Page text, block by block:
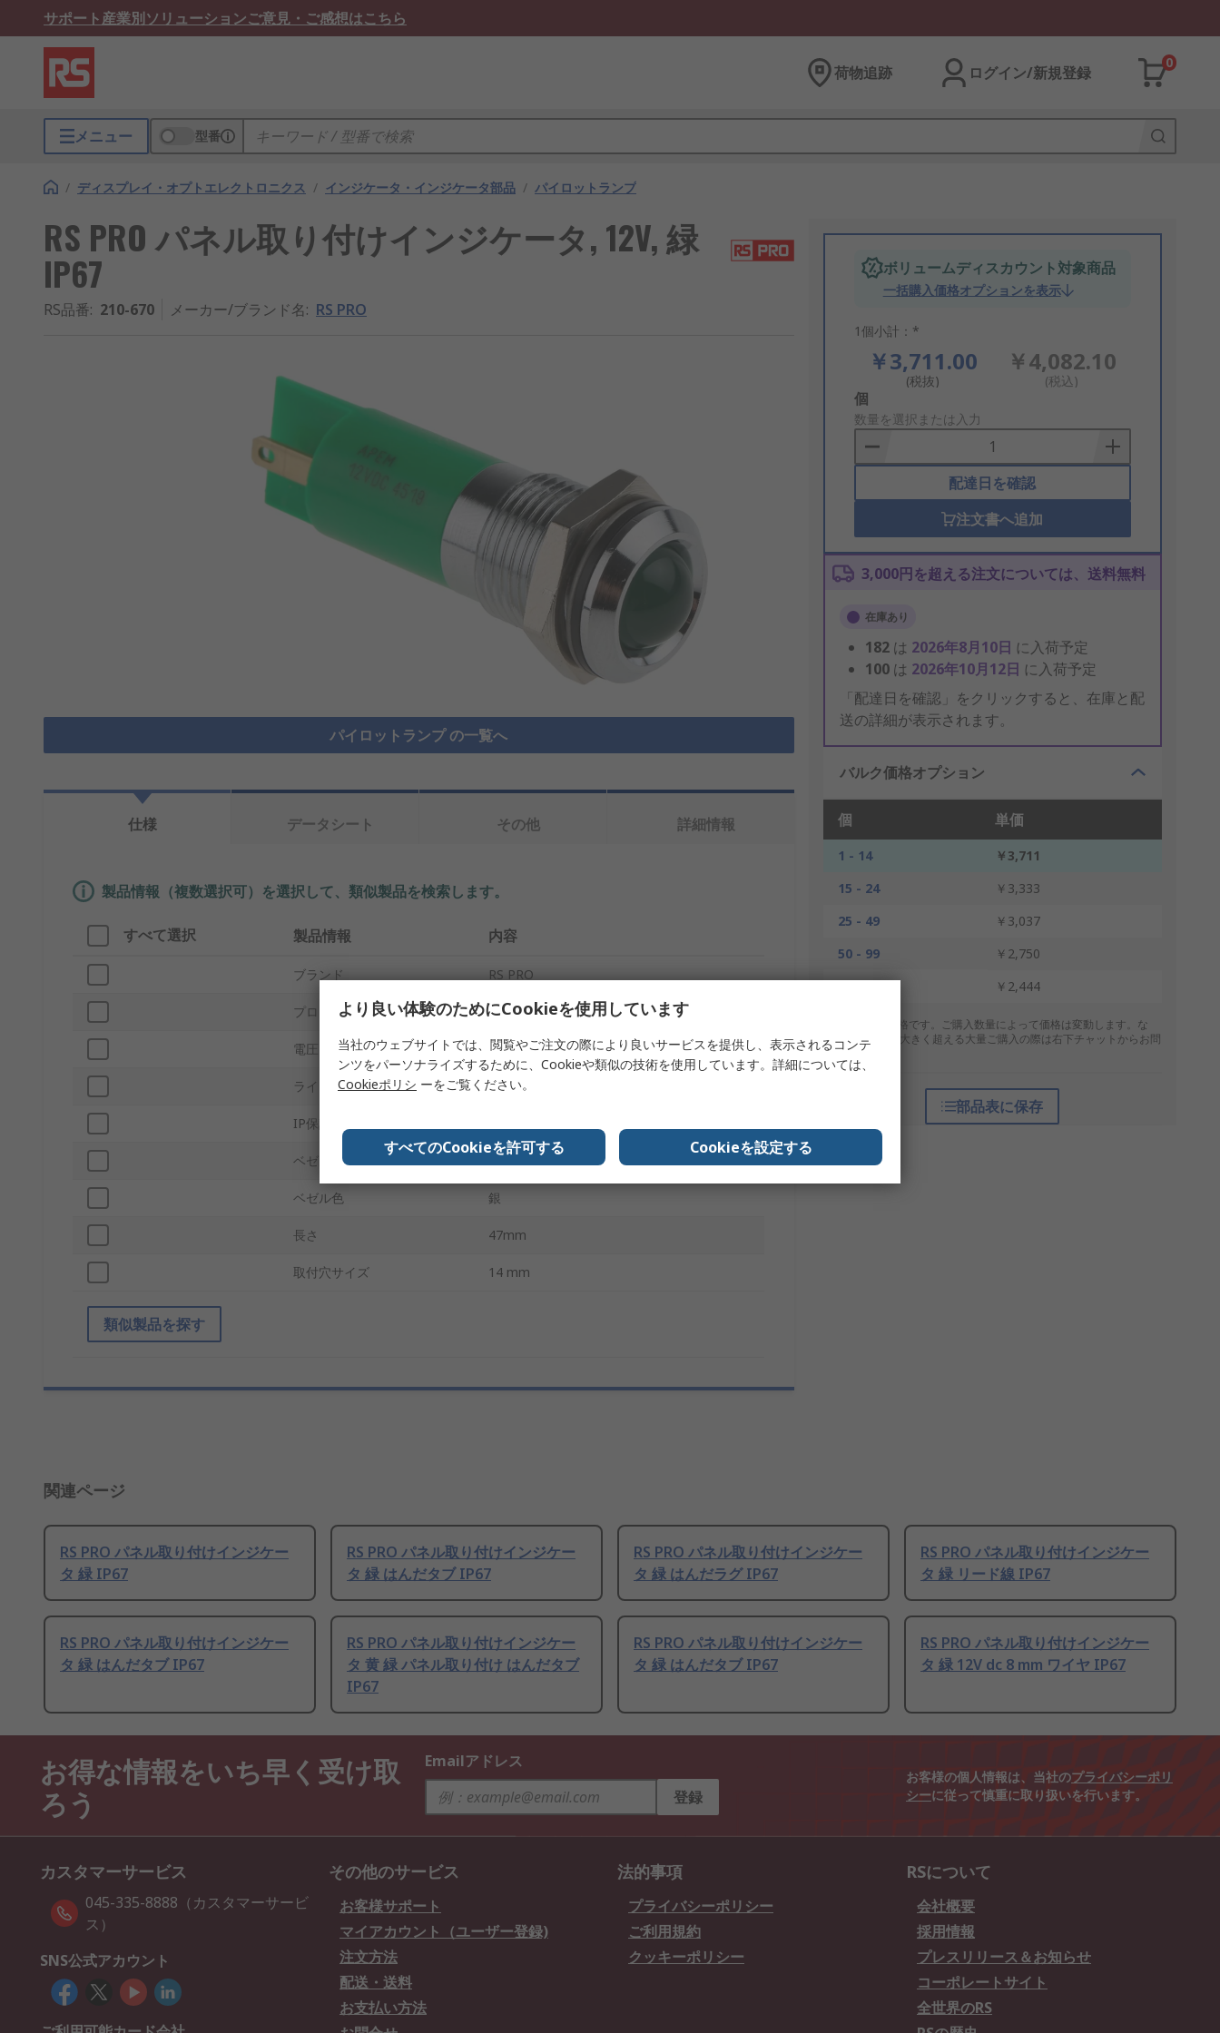
サポート産業別ソリューションご意見・ご感想はこちら
荷物追跡 ログイン/新規登録
0
メニュー 型番
/ ディスプレイ・オプトエレクトロニクス / インジケータ・インジケータ部品 / パイロットランプ
RS PRO パネル取り付けインジケータ, 12V, 緑
IP67
RS品番: 210-670 メーカー/ブランド名: RS PRO
パイロットランプ の一覧へ
ボリュームディスカウント対象商品
一括購入価格オプションを表示
1個小計：*
￥3,711.00
(税抜)
￥4,082.10
(税込)
Add
to
Basket
個
数量を選択または入力
配達日を確認
注文書へ追加
3,000円を超える注文については、送料無料
在庫あり
182 は 2026年8月10日 に入荷予定
100 は 2026年10月12日 に入荷予定
「配達日を確認」をクリックすると、在庫と配
送の詳細が表示されます。
バルク価格オプション
個 単価
1 - 14
￥3,711
15 - 24
￥3,333
25 - 49
￥3,037
50 - 99
￥2,750
100 +
￥2,444
* 表示は参考価格です。ご購入数量によって価格は変動します。な
お、上記数量を大きく超える大量ご購入の際は右下チャットからお問
合せください。
部品表に保存
仕様 データシート その他 詳細情報
製品情報（複数選択可）を選択して、類似製品を検索します。
すべて選択 製品情報 内容
ブランド RS PRO
プロダクトタイプ パネル取り付けインジケータ
電圧 12V
ライト出力色 緑
IP保護等級
ベゼルスタイル 突起
ベゼル色 銀
長さ 47mm
取付穴サイズ 14 mm
類似製品を探す
関連ページ
RS PRO パネル取り付けインジケー
タ 緑 IP67
RS PRO パネル取り付けインジケー
タ 緑 はんだタブ IP67
RS PRO パネル取り付けインジケー
タ 緑 はんだラグ IP67
RS PRO パネル取り付けインジケー
タ 緑 リード線 IP67
RS PRO パネル取り付けインジケー
タ 緑 はんだタブ IP67
RS PRO パネル取り付けインジケー
タ 黄 緑 パネル取り付け はんだタブ
IP67
RS PRO パネル取り付けインジケー
タ 緑 はんだタブ IP67
RS PRO パネル取り付けインジケー
タ 緑 12V dc 8 mm ワイヤ IP67
お得な情報をいち早く受け取
ろう
Emailアドレス
登録
お客様の個人情報は、当社のプライバシーポリ
シーに従って慎重に取り扱いを行います。
カスタマーサービス
045-335-8888（カスタマーサービ
ス）
SNS公式アカウント
その他のサービス
お客様サポート
マイアカウント（ユーザー登録)
注文方法
配送・送料
お支払い方法
法的事項
プライバシーポリシー
ご利用規約
クッキーポリシー
RSについて
会社概要
採用情報
プレスリリース＆お知らせ
コーポレートサイト
全世界のRS
より良い体験のためにCookieを使用しています
当社のウェブサイトでは、閲覧やご注文の際により良いサービスを提供し、表示されるコンテ
ンツをパーソナライズするために、Cookieや類似の技術を使用しています。詳細については、
Cookieポリシ ーをご覧ください。
すべてのCookieを許可する Cookieを設定する